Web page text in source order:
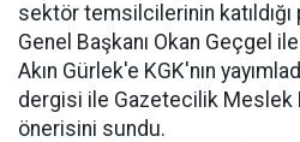
sektör temsilcilerinin katıldığı
Genel Başkanı Okan Geçgel
Akın Gürlek'e KGK'nın
dergisi ile Gazetecilik Meslek
önerisini sundu.